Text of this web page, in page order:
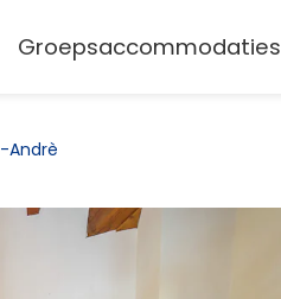
Andrè
Groepsaccommodaties